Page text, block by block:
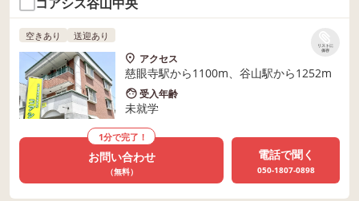
リストに
保存
空きあり 送迎あり
アクセス
慈眼寺駅から1100m、谷山駅から1252m
受入年齢
未就学
1分で完了！
お問い合わせ
（無料）
電話で聞く
050-1807-0898